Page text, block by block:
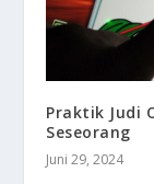
Praktik Judi
Seseorang
Juni 29, 2024